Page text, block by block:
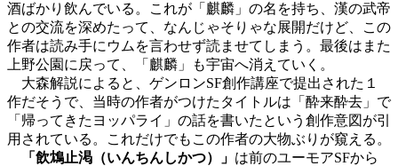
酒ばかり飲んでいる。これが「麒麟」の名を持ち、漢の武帝
との交流を深めたって、なんじゃそりゃな展開だけど、この
作者は読み手にウムを言わせず読ませてしまう。最後はまた
上野公園に戻って、「麒麟」も宇宙へ消えていく。
大森解説によると、ゲンロンSF創作講座で提出された１
作だそうで、当時の作者がつけたタイトルは「酔来酔去」で
「帰ってきたヨッパライ」の話を書いたという創作意図が引
用されている。これだけでもこの作者の大物ぶりが窺える。
「飲鴆止渇（いんちんしかつ）」 は前のユーモアSFから